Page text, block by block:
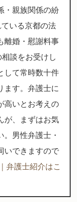
・親族関係の紛
いる京都の法
離婚・慰謝料事
談をお受けし
して常時数十件
ます。弁護士に
高いとお考えの
が、まずはお気
。男性弁護士・
いできますので
｜弁護士紹介はこ